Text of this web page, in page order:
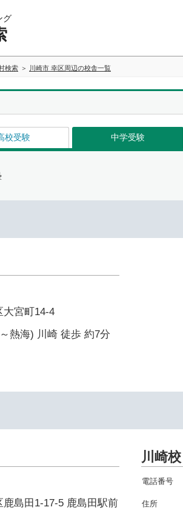
グ
検索 川崎市 幸区周辺の校舎一覧
校受験 中学受験
大宮町14-4
熱海) 川崎 徒歩 約7分
島田1-17-5 鹿島田駅前
川崎校